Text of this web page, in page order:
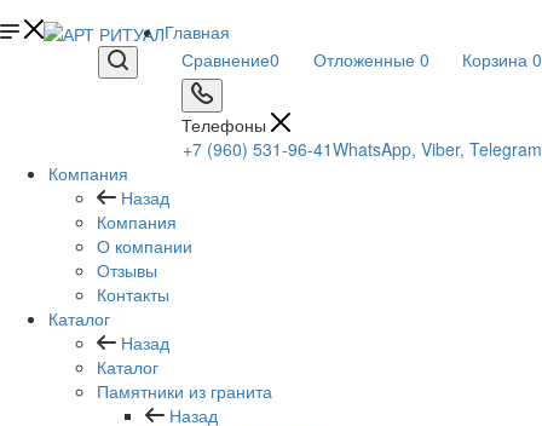
Сравнение0 Отложенные 0 Корзина 0
Телефоны
+7 (960) 531-96-41WhatsApp, Viber, Telegram
Главная
Компания
Назад
Компания
О компании
Отзывы
Контакты
Каталог
Назад
Каталог
Памятники из гранита
Назад